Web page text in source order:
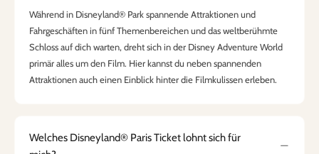
Während in Disneyland® Park spannende Attraktionen und
Fahrgeschäften in fünf Themenbereichen und das weltberühmte
Schloss auf dich warten, dreht sich in der Disney Adventure World
primär alles um den Film. Hier kannst du neben spannenden
Attraktionen auch einen Einblick hinter die Filmkulissen erleben.
Welches Disneyland® Paris Ticket lohnt sich für